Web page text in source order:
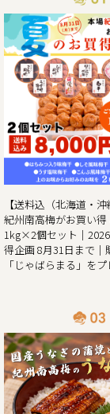
2025/06/14
梅の大凶作にも
催!!
この度、ご家庭
めいただける夏
せていただきま
だいたお客様全
たジュース「じ
の4月に降った雹
作となり梅の収
た。そんな中で
へお届けしたい
2025/05/13
生クリームぱん
セットを大特価販
皆さまに親しま
国に返還となりま
「今までありが
【送料込（北海道・沖
紀州南高梅がお買い得
1kg×2個セット｜
得企画 8月31日まで｜
「じゃばらまる」を